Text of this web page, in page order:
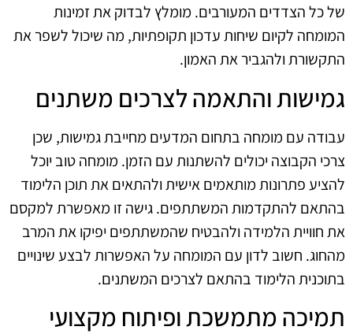
של כל הצדדים המעורבים. מומלץ לבדוק את זמינות
המומחה לקיום שיחות עדכון תקופתיות, מה שיכול לשפר את
התקשורת ולהגביר את האמון.
גמישות והתאמה לצרכים משתנים
עבודה עם מומחה בתחום המדעים מחייבת גמישות, שכן
צרכי הקבוצה יכולים להשתנות עם הזמן. מומחה טוב יוכל
להציע פתרונות מותאמים אישית ולהתאים את תוכן הלימוד
בהתאם להתקדמות המשתתפים. גישה זו מאפשרת למקסם
את חוויית הלמידה ולהבטיח שהמשתתפים יפיקו את המרב
מהחוג. חשוב לדון עם המומחה על האפשרות לבצע שינויים
בתוכנית הלימוד בהתאם לצרכים המשתנים.
תמיכה מתמשכת ופיתוח מקצועי